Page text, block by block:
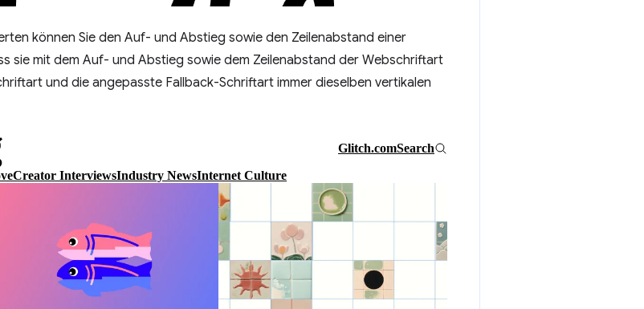
können Sie den Auf- und Abstieg sowie den Zeilenabstand einer
sie mit dem Auf- und Abstieg sowie dem Zeilenabstand der Webschriftart
und die angepasste Fallback-Schriftart immer dieselben vertikalen